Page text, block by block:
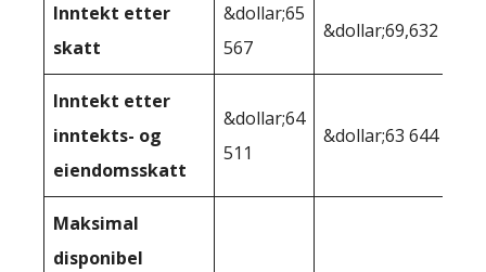
Inntekt etter
skatt
&dollar;65
567
&dollar;69,632
Inntekt etter
inntekts- og
eiendomsskatt
&dollar;64
511
&dollar;63 644
Maksimal
disponibel